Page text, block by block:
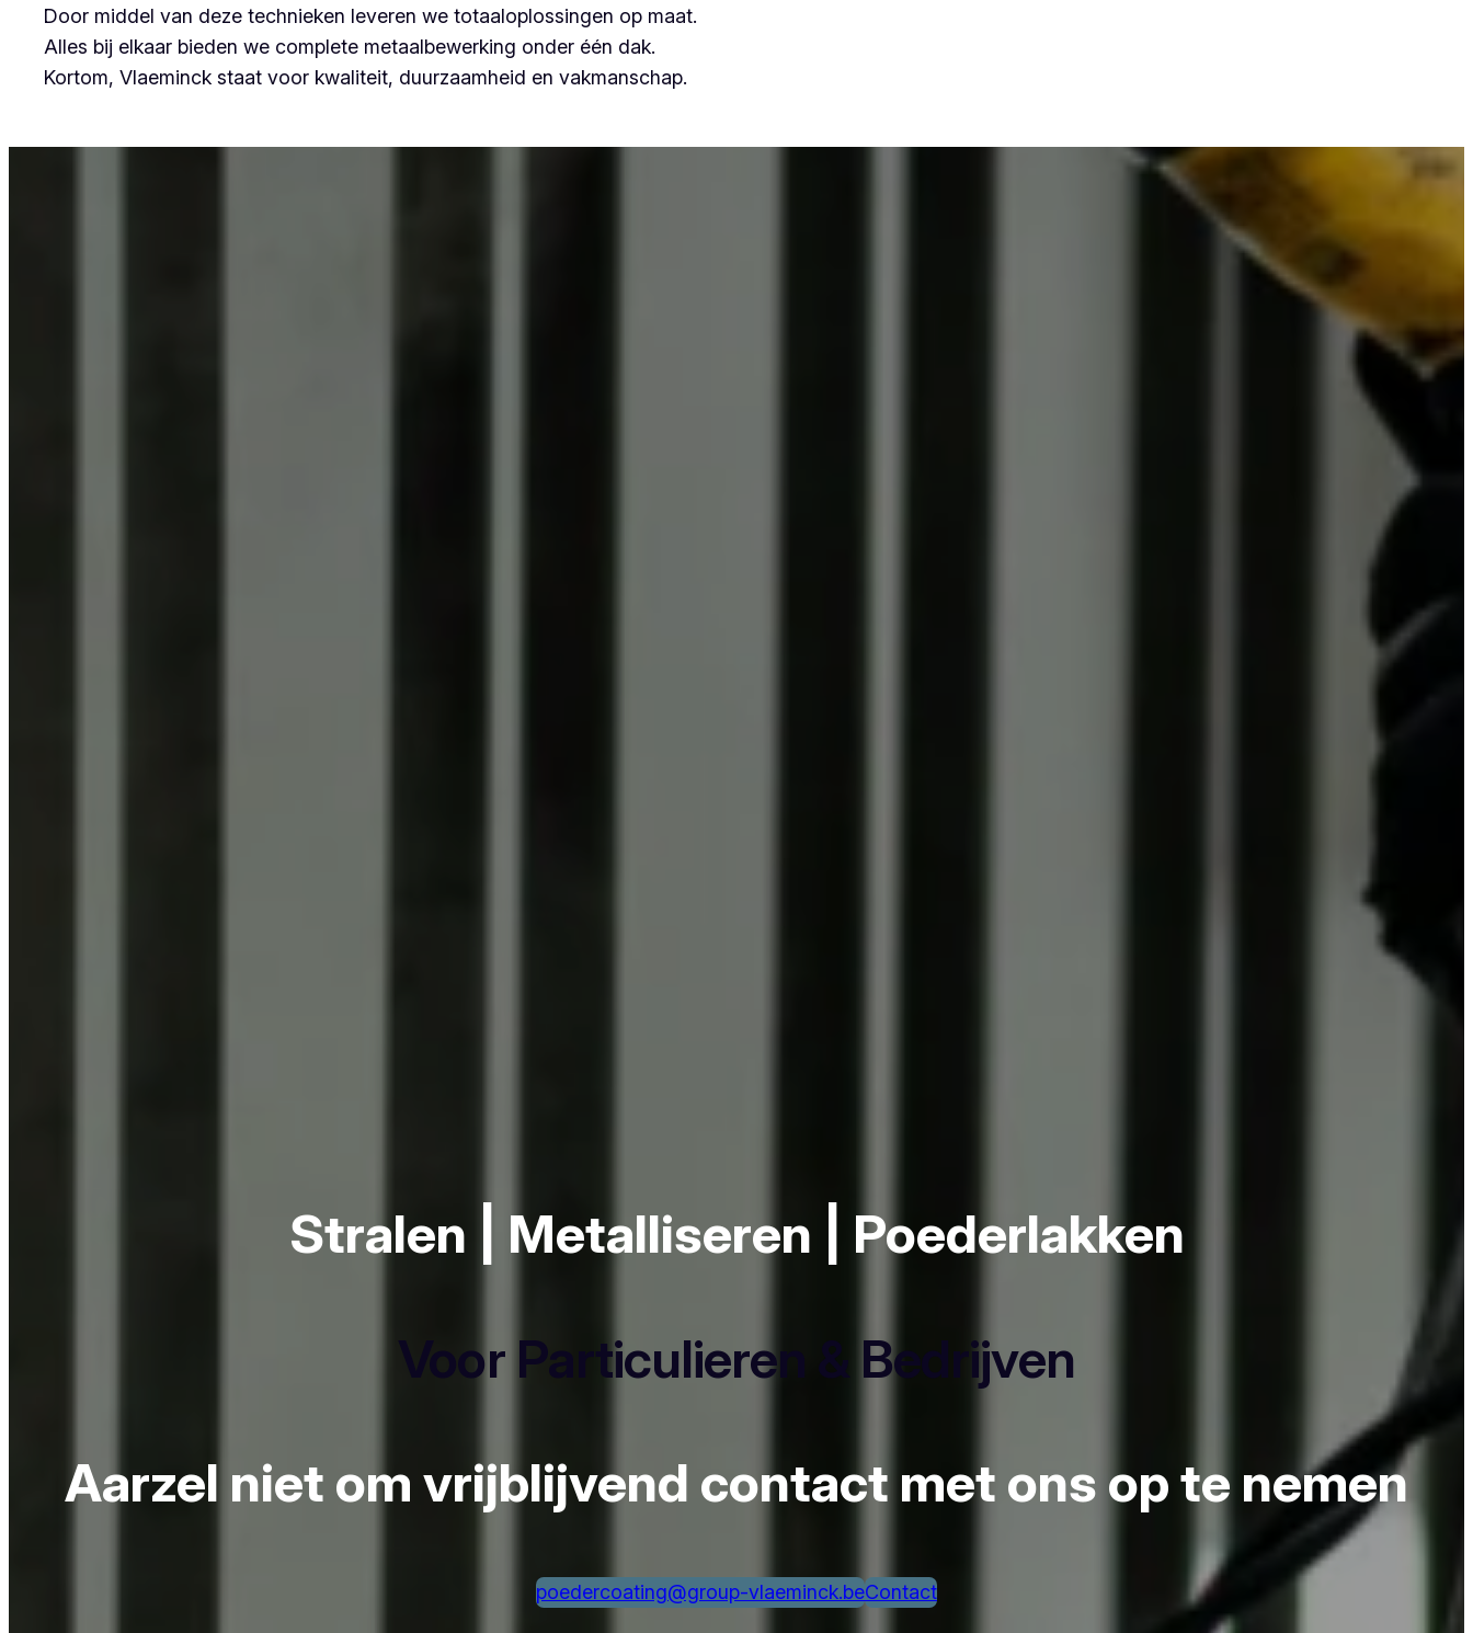
Door middel van deze technieken leveren we totaaloplossingen op maat.
Alles bij elkaar bieden we complete metaalbewerking onder één dak.
Kortom, Vlaeminck staat voor kwaliteit, duurzaamheid en vakmanschap.
Stralen | Metalliseren | Poederlakken
Voor Particulieren & Bedrijven
Aarzel niet om vrijblijvend contact met ons op te nemen
poedercoating@group-vlaeminck.beContact